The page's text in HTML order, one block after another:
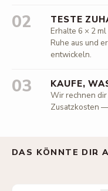
02 TESTE
Erhalte 6 × 2
Ruhe aus und
entwickeln.
03 KAUFE,
Wir rechnen
Zusatzkosten
DAS KÖNNTE DIR